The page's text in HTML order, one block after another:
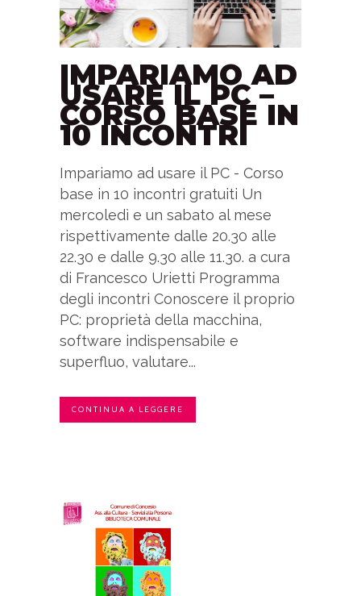
IMPARIAMO AD
USARE IL PC –
CORSO BASE IN
10 INCONTRI
Impariamo ad usare il PC - Corso
base in 10 incontri gratuiti Un
mercoledì e un sabato al mese
rispettivamente dalle 20.30 alle
22.30 e dalle 9.30 alle 11.30. a cura
di Francesco Urietti Programma
degli incontri Conoscere il proprio
PC: proprietà della macchina,
software indispensabile e
superfluo, valutare...
CONTINUA A LEGGERE